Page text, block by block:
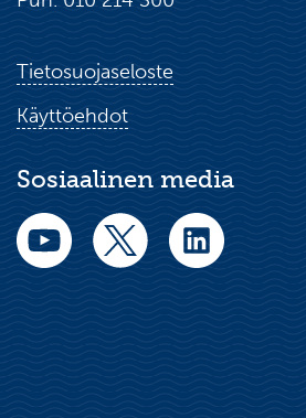
Tietosuojaseloste
Käyttöehdot
Sosiaalinen media